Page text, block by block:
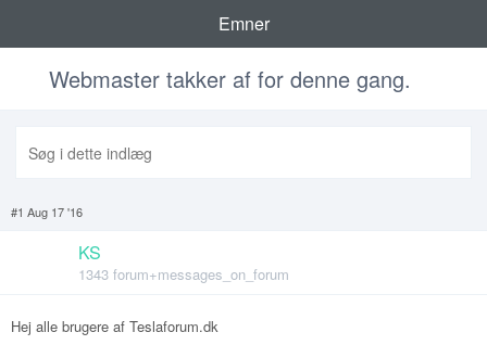
Emner
Webmaster takker af for denne gang.
#1 Aug 17 '16
KS
1343 forum+messages_on_forum
Hej alle brugere af Teslaforum.dk